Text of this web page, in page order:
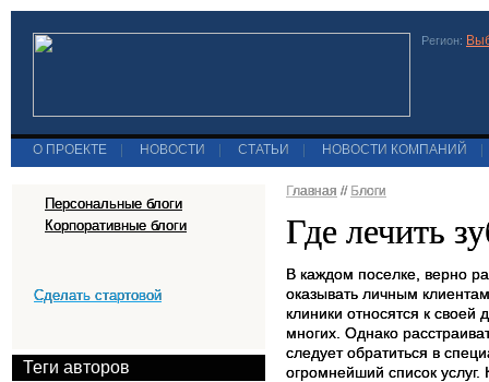
Регион:
О ПРОЕКТЕ НОВОСТИ СТАТЬИ НОВОСТИ КОМПАНИЙ
Персональные блоги
Корпоративные блоги
Сделать стартовой
Теги авторов
Главная // Блоги
Где лечить
В каждом поселке, верно
оказывать личным
клиники относятся к своей
многих. Однако
следует обратиться в
огромнейший список